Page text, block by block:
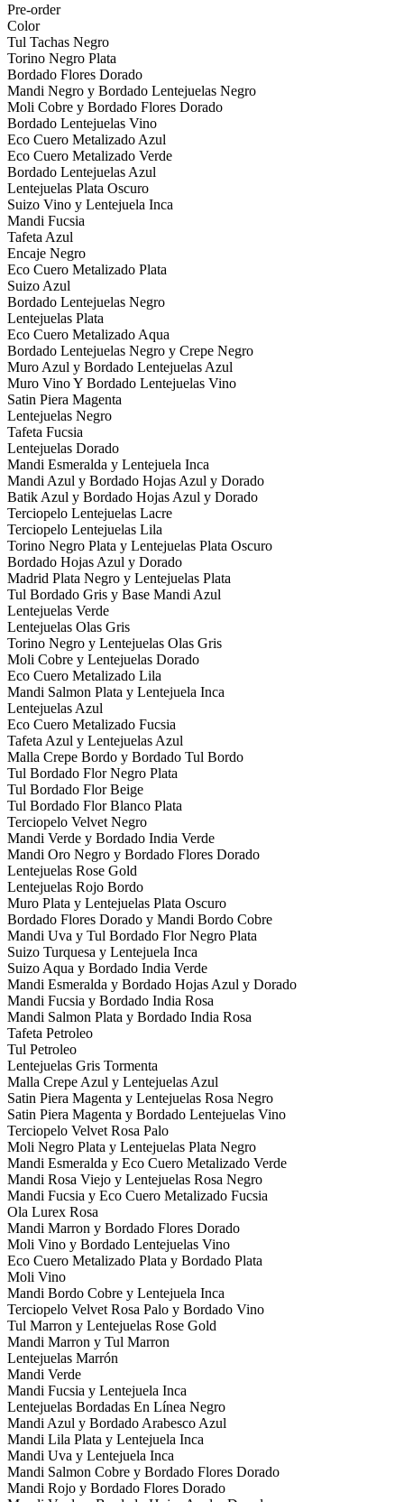
Pre-order
Color
Tul Tachas Negro
Torino Negro Plata
Bordado Flores Dorado
Mandi Negro y Bordado Lentejuelas Negro
Moli Cobre y Bordado Flores Dorado
Bordado Lentejuelas Vino
Eco Cuero Metalizado Azul
Eco Cuero Metalizado Verde
Bordado Lentejuelas Azul
Lentejuelas Plata Oscuro
Suizo Vino y Lentejuela Inca
Mandi Fucsia
Tafeta Azul
Encaje Negro
Eco Cuero Metalizado Plata
Suizo Azul
Bordado Lentejuelas Negro
Lentejuelas Plata
Eco Cuero Metalizado Aqua
Bordado Lentejuelas Negro y Crepe Negro
Muro Azul y Bordado Lentejuelas Azul
Muro Vino Y Bordado Lentejuelas Vino
Satin Piera Magenta
Lentejuelas Negro
Tafeta Fucsia
Lentejuelas Dorado
Mandi Esmeralda y Lentejuela Inca
Mandi Azul y Bordado Hojas Azul y Dorado
Batik Azul y Bordado Hojas Azul y Dorado
Terciopelo Lentejuelas Lacre
Terciopelo Lentejuelas Lila
Torino Negro Plata y Lentejuelas Plata Oscuro
Bordado Hojas Azul y Dorado
Madrid Plata Negro y Lentejuelas Plata
Tul Bordado Gris y Base Mandi Azul
Lentejuelas Verde
Lentejuelas Olas Gris
Torino Negro y Lentejuelas Olas Gris
Moli Cobre y Lentejuelas Dorado
Eco Cuero Metalizado Lila
Mandi Salmon Plata y Lentejuela Inca
Lentejuelas Azul
Eco Cuero Metalizado Fucsia
Tafeta Azul y Lentejuelas Azul
Malla Crepe Bordo y Bordado Tul Bordo
Tul Bordado Flor Negro Plata
Tul Bordado Flor Beige
Tul Bordado Flor Blanco Plata
Terciopelo Velvet Negro
Mandi Verde y Bordado India Verde
Mandi Oro Negro y Bordado Flores Dorado
Lentejuelas Rose Gold
Lentejuelas Rojo Bordo
Muro Plata y Lentejuelas Plata Oscuro
Bordado Flores Dorado y Mandi Bordo Cobre
Mandi Uva y Tul Bordado Flor Negro Plata
Suizo Turquesa y Lentejuela Inca
Suizo Aqua y Bordado India Verde
Mandi Esmeralda y Bordado Hojas Azul y Dorado
Mandi Fucsia y Bordado India Rosa
Mandi Salmon Plata y Bordado India Rosa
Tafeta Petroleo
Tul Petroleo
Lentejuelas Gris Tormenta
Malla Crepe Azul y Lentejuelas Azul
Satin Piera Magenta y Lentejuelas Rosa Negro
Satin Piera Magenta y Bordado Lentejuelas Vino
Terciopelo Velvet Rosa Palo
Moli Negro Plata y Lentejuelas Plata Negro
Mandi Esmeralda y Eco Cuero Metalizado Verde
Mandi Rosa Viejo y Lentejuelas Rosa Negro
Mandi Fucsia y Eco Cuero Metalizado Fucsia
Ola Lurex Rosa
Mandi Marron y Bordado Flores Dorado
Moli Vino y Bordado Lentejuelas Vino
Eco Cuero Metalizado Plata y Bordado Plata
Moli Vino
Mandi Bordo Cobre y Lentejuela Inca
Terciopelo Velvet Rosa Palo y Bordado Vino
Tul Marron y Lentejuelas Rose Gold
Mandi Marron y Tul Marron
Lentejuelas Marrón
Mandi Verde
Mandi Fucsia y Lentejuela Inca
Lentejuelas Bordadas En Línea Negro
Mandi Azul y Bordado Arabesco Azul
Mandi Lila Plata y Lentejuela Inca
Mandi Uva y Lentejuela Inca
Mandi Salmon Cobre y Bordado Flores Dorado
Mandi Rojo y Bordado Flores Dorado